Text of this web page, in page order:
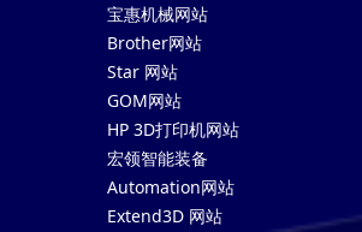
宝惠机械网站
Brother网站
Star 网站
GOM网站
HP 3D打印机网站
宏领智能装备
Automation网站
Extend3D 网站